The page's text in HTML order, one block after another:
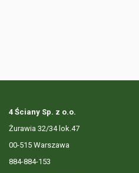
4 Ściany Sp. z o.o.
Żurawia 32/34 lok.47
00-515 Warszawa
884-884-153